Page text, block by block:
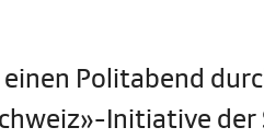
Politabend
Initiative der